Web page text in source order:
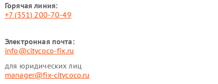
Горячая линия:
+7 (351) 200-70-49
Электронная почта:
info@citycoco-fix.ru
для юридических лиц
manager@fix-citycoco.ru